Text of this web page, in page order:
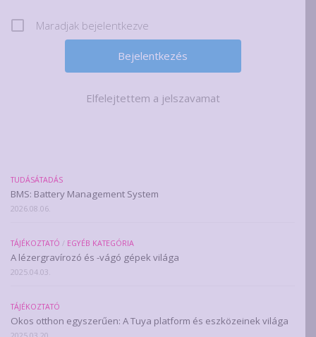
Maradjak bejelentkezve
Elfelejtettem a jelszavamat
TUDÁSÁTADÁS
BMS: Battery Management System
2026.08.06.
TÁJÉKOZTATÓ / EGYÉB KATEGÓRIA
A lézergravírozó és -vágó gépek világa
2025.04.03.
TÁJÉKOZTATÓ
Okos otthon egyszerűen: A Tuya platform és eszközeinek világa